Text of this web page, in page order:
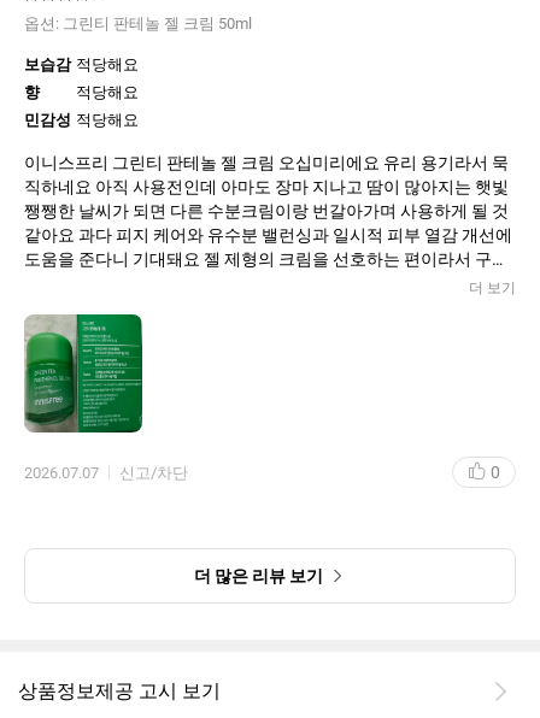
옵션: 그린티 판테놀 젤 크림 50ml
보습감 적당해요
향
적당해요
민감성 적당해요
이니스프리 그린티 판테놀 젤 크림 오십미리에요 유리 용기라서 묵
직하네요 아직 사용전인데 아마도 장마 지나고 땀이 많아지는 햇빛
쨍쨍한 날씨가 되면 다른 수분크림이랑 번갈아가며 사용하게 될 것
같아요 과다 피지 케어와 유수분 밸런싱과 일시적 피부 열감 개선에
도움을 준다니 기대돼요 젤 제형의 크림을 선호하는 편이라서 구매
더 보기
2026.07.07 신고/차단 0
더 많은 리뷰 보기
상품정보제공 고시 보기